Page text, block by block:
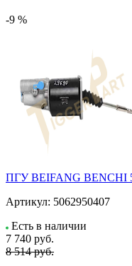
-9 %
ПГУ BEIFANG BENCHI
Артикул: 5062950407
Есть в наличии
7 740 руб.
8 514 руб.